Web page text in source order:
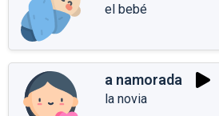
el bebé
a namorada
la novia